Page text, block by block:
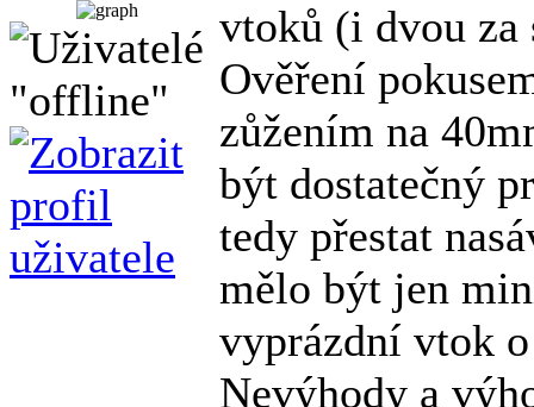
vtoků (i dvou za
Ověření
zůžením na
být dostatečný
tedy přestat
mělo být jen
vyprázdní vtok
Nevýhody a